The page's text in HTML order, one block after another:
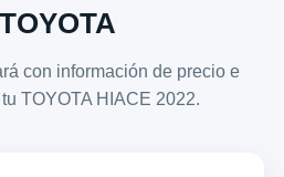
con información de precio e
TOYOTA HIACE 2022.